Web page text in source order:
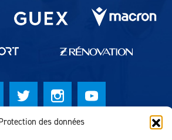
des données